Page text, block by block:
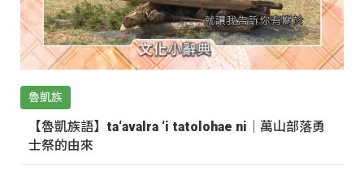
魯凱族
【魯凱族語】ta‘avalra ‘i tatolohae ni｜萬山部落勇
士祭的由來